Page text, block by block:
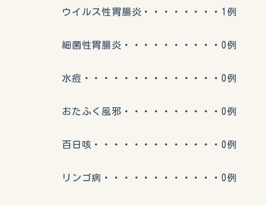
ウイルス性胃腸炎・・・・・・・・1例
細菌性胃腸炎・・・・・・・・・・0例
水痘・・・・・・・・・・・・・・0例
おたふく風邪・・・・・・・・・・0例
百日咳・・・・・・・・・・・・・0例
リンゴ病・・・・・・・・・・・・0例